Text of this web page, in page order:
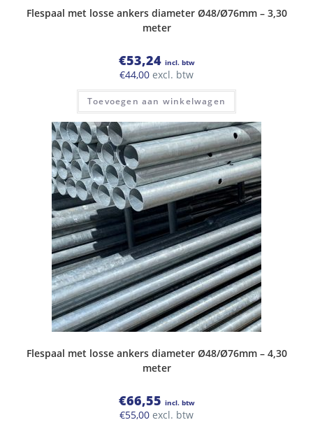
Flespaal met losse ankers diameter Ø48/Ø76mm – 3,30
meter
€53,24 incl. btw
€44,00 excl. btw
Toevoegen aan winkelwagen
Flespaal met losse ankers diameter Ø48/Ø76mm – 4,30
meter
€66,55 incl. btw
€55,00 excl. btw